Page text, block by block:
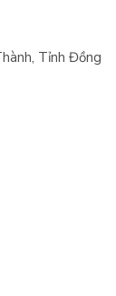
Tỉnh Đồng